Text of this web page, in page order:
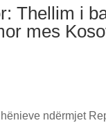
Thellim i
mes
ndërmjet